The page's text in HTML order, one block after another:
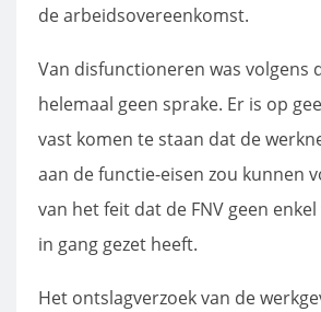
de arbeidsovereenkomst.
Van disfunctioneren was volgens
helemaal geen sprake. Er is op
vast komen te staan dat de
aan de functie-eisen zou kunnen
van het feit dat de FNV geen
in gang gezet heeft.
Het ontslagverzoek van de